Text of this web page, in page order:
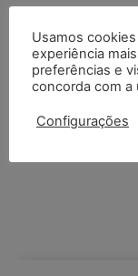
Usamos
experiência
preferências e
concorda com a
Configurações